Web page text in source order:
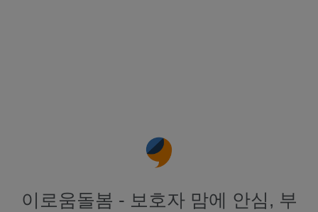
이로움돌봄 - 보호자 맘에 안심, 부